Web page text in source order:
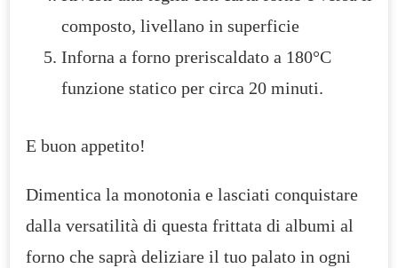
composto, livellano in superficie
Inforna a forno preriscaldato a 180°C
funzione statico per circa 20 minuti.
E buon appetito!
Dimentica la monotonia e lasciati conquistare
dalla versatilità di questa frittata di albumi al
forno che saprà deliziare il tuo palato in ogni